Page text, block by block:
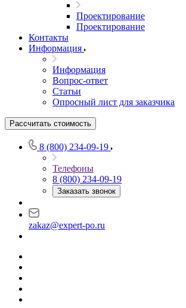
Проектирование
Проектирование
Контакты
Информация
Информация
Вопрос-ответ
Статьи
Опросный лист для заказчика
Рассчитать стоимость
8 (800) 234-09-19
Телефоны
8 (800) 234-09-19
Заказать звонок
zakaz@expert-po.ru